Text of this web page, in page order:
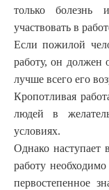
только болезнь
участвовать в
Если пожилой
работу, он должен
лучше всего его
Кропотливая
людей в
условиях.
Однако наступает
работу
первостепенное